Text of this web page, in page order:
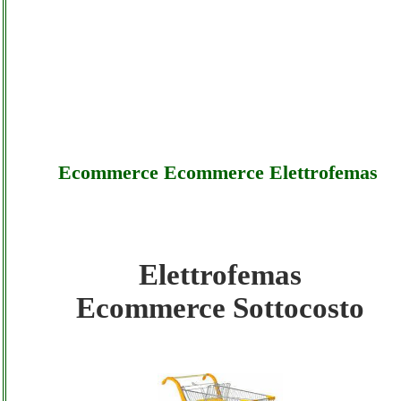
Ecommerce Ecommerce Elettrofemas
Elettrofemas - Ecommerce Ecommerce
Elettrofemas - Sottocosto
Elettrofemas - Ecommerce Ecommerce
Elettrofemas
Ecommerce Sottocosto